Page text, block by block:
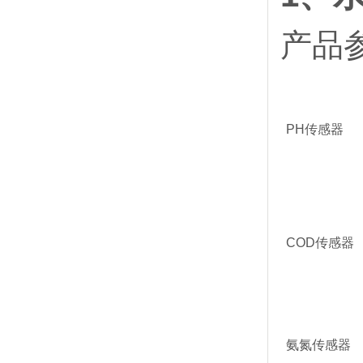
产品
PH传感器
COD传感器
氨氮传感器